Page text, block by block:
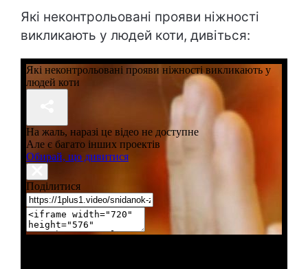
Які неконтрольовані прояви ніжності
викликають у людей коти, дивіться: